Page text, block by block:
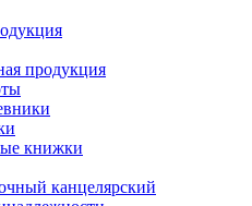
продукция
книжки
канцелярский